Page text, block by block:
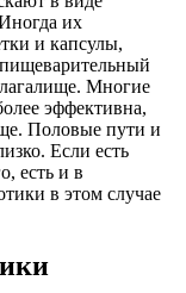
их
и капсулы,
Многие
эффективна,
Половые пути и
Если есть
есть и в
в этом случае